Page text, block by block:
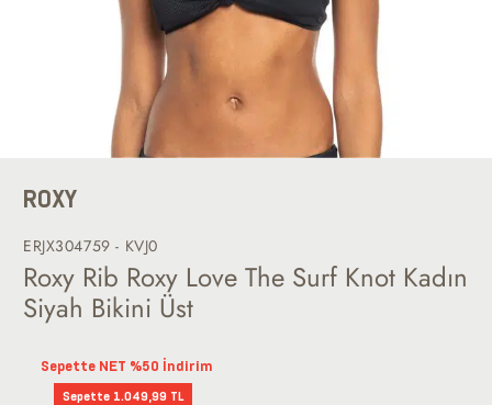
ROXY
ERJX304759 - KVJ0
Roxy Rib Roxy Love The Surf Knot Kadın
Siyah Bikini Üst
Sepette NET %50 İndirim
Sepette 1.049,99 TL